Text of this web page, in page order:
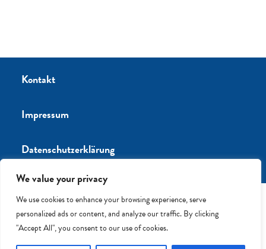
We value your privacy
We use cookies to enhance your browsing experience, serve
personalized ads or content, and analyze our traffic. By clicking
"Accept All", you consent to our use of cookies.
Kontakt
Impressum
Datenschutzerklärung
®2023 Anne-Frank-Grundschule